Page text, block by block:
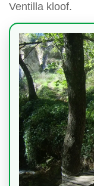
Ventilla kloof.